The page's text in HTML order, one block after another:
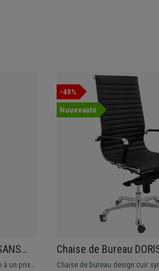
en
à un prix
-40%
Nouveauté
Chaise de Bureau
Métallique Chromée,
Chaise de bureau design cuir